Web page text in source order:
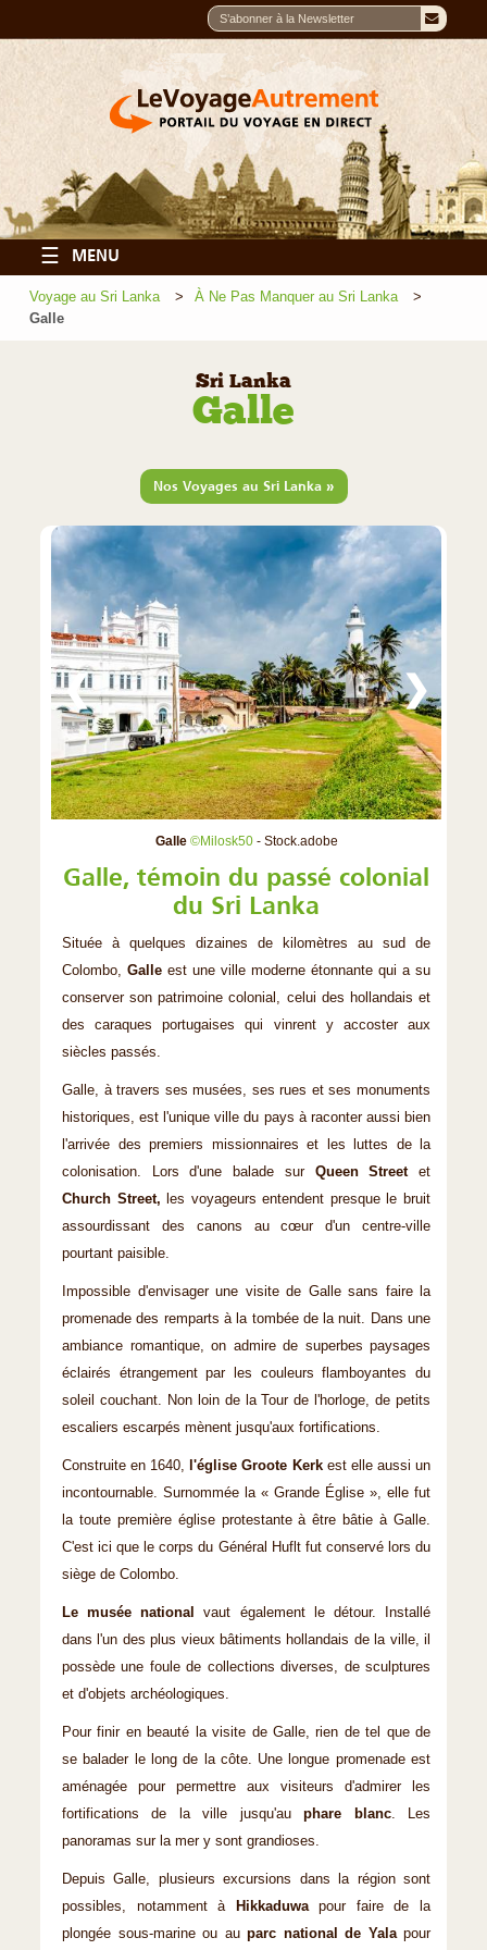
☰ MENU
Voyage au Sri Lanka
À Ne Pas Manquer au Sri Lanka
Galle
Sri Lanka
Galle
Nos Voyages au Sri Lanka »
Galle ©Milosk50- Stock.adobe
❮ ❯
Galle, témoin du passé colonial
du Sri Lanka
Située à quelques dizaines de kilomètres au sud de
Colombo, Galle est une ville moderne étonnante qui a su
conserver son patrimoine colonial, celui des hollandais et
des caraques portugaises qui vinrent y accoster aux
siècles passés.
Galle, à travers ses musées, ses rues et ses monuments
historiques, est l'unique ville du pays à raconter aussi bien
l'arrivée des premiers missionnaires et les luttes de la
colonisation. Lors d'une balade sur Queen Streetet
Church Street, les voyageurs entendent presque le bruit
assourdissant des canons au cœur d'un centre-ville
pourtant paisible.
Impossible d'envisager une visite de Galle sans faire la
promenade des remparts à la tombée de la nuit. Dans une
ambiance romantique, on admire de superbes paysages
éclairés étrangement par les couleurs flamboyantes du
soleil couchant. Non loin de la Tour de l'horloge, de petits
escaliers escarpés mènent jusqu'aux fortifications.
Construite en 1640, l'église Groote Kerk est elle aussi un
incontournable. Surnommée la « Grande Église », elle fut
la toute première église protestante à être bâtie à Galle.
C'est ici que le corps du Général Huflt fut conservé lors du
siège de Colombo.
Le musée national
vaut également le détour. Installé
dans l'un des plus vieux bâtiments hollandais de la ville, il
possède une foule de collections diverses, de sculptures
et d'objets archéologiques.
Pour finir en beauté la visite de Galle, rien de tel que de
se balader le long de la côte. Une longue promenade est
aménagée pour permettre aux visiteurs d'admirer les
fortifications de la ville jusqu'auphare blanc. Les
panoramas sur la mer y sont grandioses.
Depuis Galle, plusieurs excursions dans la région sont
possibles, notamment à
Hikkaduwapour faire de la
plongée sous-marine ou auparc national de Yala pour